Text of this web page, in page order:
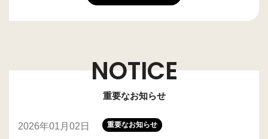
NOTICE
重要なお知らせ
2026年01月02日 重要なお知らせ